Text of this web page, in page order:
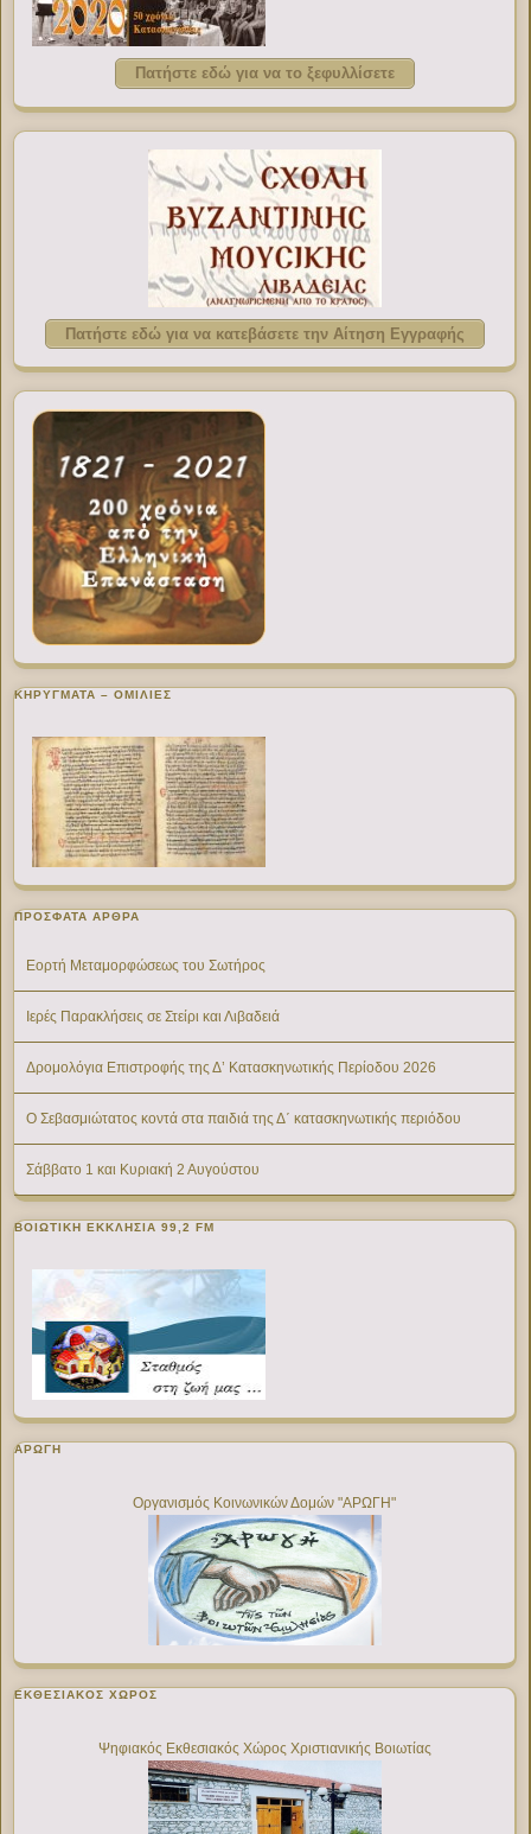
Πατήστε εδώ για να το ξεφυλλίσετε
Πατήστε εδώ για να κατεβάσετε την Αίτηση Εγγραφής
ΚΗΡΥΓΜΑΤΑ – ΟΜΙΛΙΕΣ
ΠΡΌΣΦΑΤΑ ΆΡΘΡΑ
Εορτή Μεταμορφώσεως του Σωτήρος
Ιερές Παρακλήσεις σε Στείρι και Λιβαδειά
Δρομολόγια Επιστροφής της Δ’ Κατασκηνωτικής Περίοδου 2026
Ο Σεβασμιώτατος κοντά στα παιδιά της Δ΄ κατασκηνωτικής περιόδου
Σάββατο 1 και Κυριακή 2 Αυγούστου
ΒΟΙΩΤΙΚΉ ΕΚΚΛΗΣΊΑ 99,2 FM
ΑΡΩΓΗ
Οργανισμός Κοινωνικών Δομών "ΑΡΩΓΗ"
ΕΚΘΕΣΙΑΚΌΣ ΧΏΡΟΣ
Ψηφιακός Εκθεσιακός Χώρος Χριστιανικής Βοιωτίας